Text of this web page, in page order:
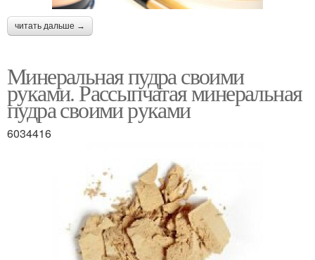
читать дальше →
Минеральная пудра своими
руками. Рассыпчатая минеральная
пудра своими руками
6034416